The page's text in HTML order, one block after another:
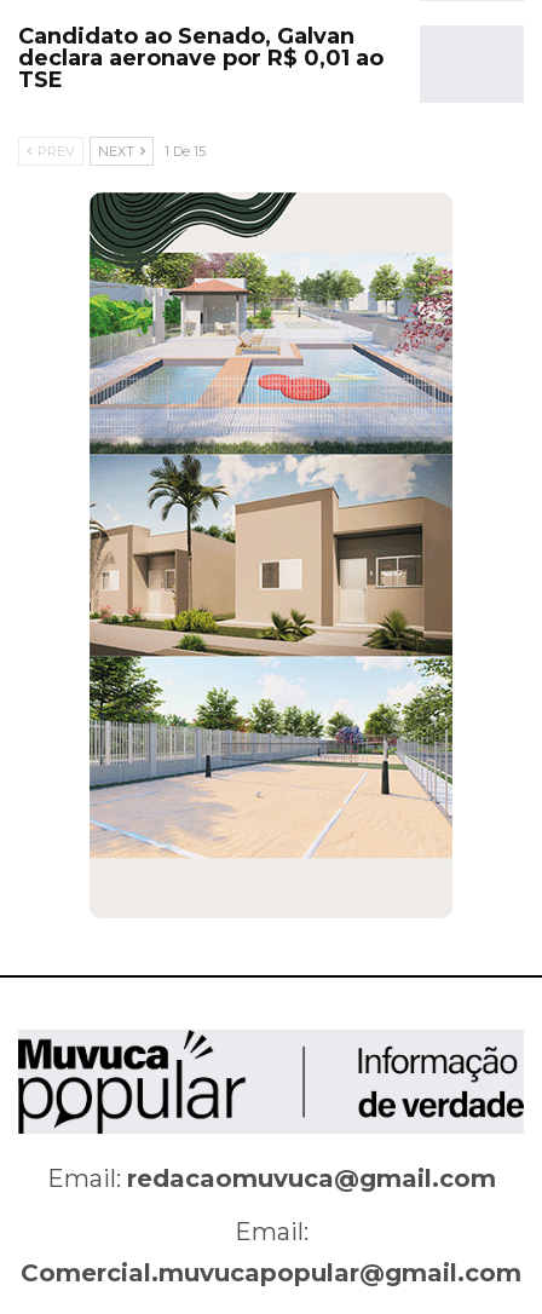
Candidato ao Senado, Galvan
declara aeronave por R$ 0,01 ao
TSE
PREV NEXT 1 De 15
Email: redacaomuvuca@gmail.com
Email:
Comercial.muvucapopular@gmail.com